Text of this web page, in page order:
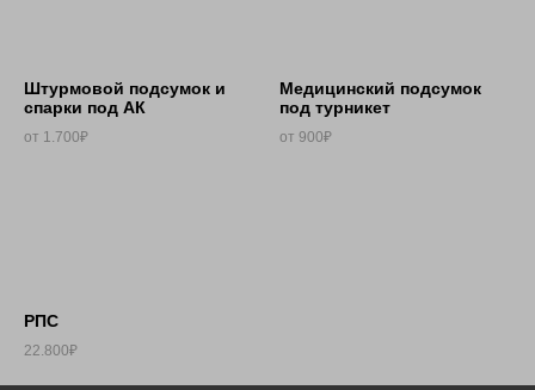
Штурмовой подсумок и
спарки под АК
от 1.700₽
Медицинский подсумок
под турникет
от 900₽
РПС
22.800₽